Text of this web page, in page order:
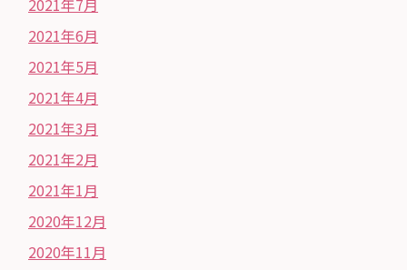
2021年7月
2021年6月
2021年5月
2021年4月
2021年3月
2021年2月
2021年1月
2020年12月
2020年11月